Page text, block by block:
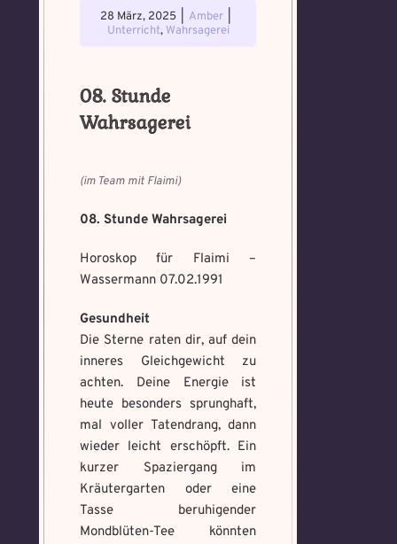
28 März, 2025 Amber
Unterricht, Wahrsagerei
08. Stunde
Wahrsagerei
(im Team mit Flaimi)
08. Stunde Wahrsagerei
Horoskop für Flaimi –
Wassermann 07.02.1991
Gesundheit
Die Sterne raten dir, auf dein
inneres Gleichgewicht zu
achten. Deine Energie ist
heute besonders sprunghaft,
mal voller Tatendrang, dann
wieder leicht erschöpft. Ein
kurzer Spaziergang im
Kräutergarten oder eine
Tasse beruhigender
Mondblüten-Tee könnten
Voraussetzung:
5.
Magische
Artefakte
Benutzername
Voraussetzung:5.
Benutzername *